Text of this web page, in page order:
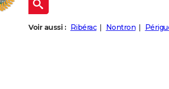
Voir aussi : Ribérac Nontron